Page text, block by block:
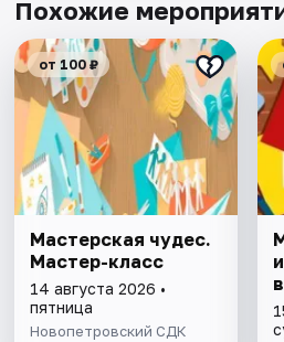
Похожие
от 100 ₽
Мастерская чудес.
Мастер-класс
14 августа 2026 •
пятница
Новопетровский СДК